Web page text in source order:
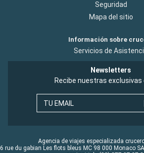
Seguridad
Mapa del sitio
Información sobre
Servicios de
Newsletters
Recibe nuestras
TU EMAIL
Agencia de viajes especializada
rue du gabian Les flots bleus MC 98 000 Monaco